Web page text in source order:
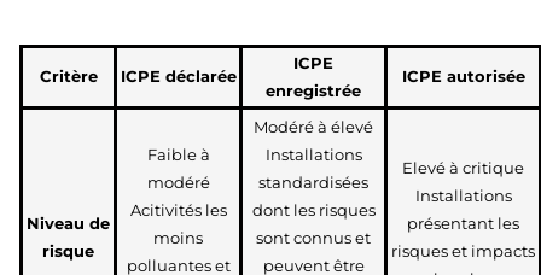
Critère ICPE déclarée
ICPE
enregistrée
ICPE autorisée
Niveau de
risque
Faible à
modéré
Acitivités les
moins
polluantes et
Modéré à élevé
Installations
standardisées
dont les risques
sont connus et
peuvent être
Elevé à critique
Installations
présentant les
risques et impacts